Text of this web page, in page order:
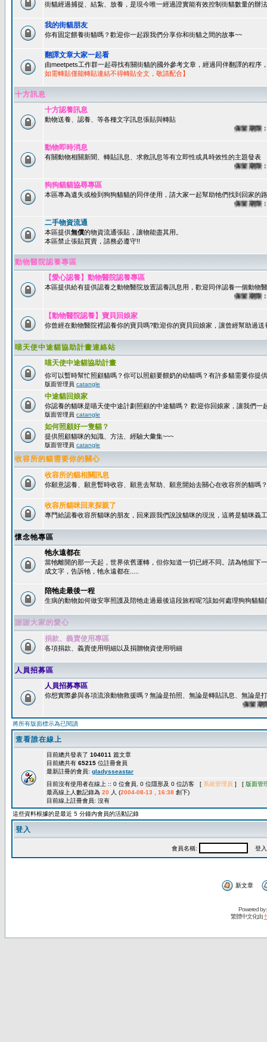
街貓經過捕捉、結紮、放養，是現今唯一經過證實能有效控制街貓數量的辦
我的街貓朋友
你有固定餵養街貓嗎？歡迎你一起跟我們分享你和街貓之間的故事~~
翻譯文章大家一起看
由meetpets工作群一起尋找有關街貓的國外參考文章，經過同伴翻譯的程序
如需轉貼僅能轉貼連結不得轉貼全文，敬請配合】
十方訊息
十方認養訊息
動物送養、認養、等各種文字訊息張貼與轉貼
保留期限：60
動物即時消息
有關動物相關新聞、轉貼訊息、求救訊息等有立即性或具時效性的主題發表
保留期限：45
狗狗貓貓協尋專區
本區專為遺失或檢到狗狗貓貓的同伴使用，請大家一起幫助牠們找到回家的
保留期限：60
二手物資流通
本區提供無償的物資流通張貼，讓物能盡其用。
本區禁止張貼買賣，請務必遵守!!
動物醫院認養專區
【愛心認養】動物醫院認養專區
本區提供給有提供認養之動物醫院放置認養訊息用，歡迎同伴認養一個動物
保留期限：60
【動物醫院認養】寶貝回娘家
你曾經在動物醫院裡認養你的寶貝嗎?歡迎你的寶貝回娘家，讓曾經幫助過
喵天使中途貓協助計畫連絡站
喵天使中途貓協助計畫
你可以暫時幫忙照顧貓嗎？你可以照顧要餵奶的幼貓嗎？有許多貓需要你提
版面管理員 catangle
中途貓回娘家
你認養的貓咪是喵天使中途計劃照顧的中途貓嗎？ 歡迎你回娘家，讓我們一
版面管理員 catangle
如何照顧好一隻貓？
提供照顧貓咪的知識、方法、經驗大彙集~~~
版面管理員 catangle
收容所的貓需要你的關心
收容所的貓相關訊息
你願意認養、願意暫時收容、願意去幫助、願意開始去關心在收容所的貓嗎？
收容所貓咪回來探親了
專門給認養收容所貓咪的朋友，回來跟我們說說貓咪的現況，這將是貓咪義
懷念牠專區
牠永遠都在
當牠離開的那一天起，世界依舊運轉，但你知道一切已經不同。請為牠留下
成文字，告訴牠，牠永遠都在.....
陪牠走最後一程
生病的動物如何做安寧照護及陪牠走過最後這段旅程呢?該如何處理狗狗貓貓
謝謝大家的愛心
捐款、義賣使用專區
各項捐款、義賣使用明細以及捐贈物資使用明細
人員招募區
人員招募專區
你想實際參與各項流浪動物救援嗎？無論是拍照、無論是轉貼訊息、無論是
保留期限：
將所有版面標示為已閱讀
查看誰在線上
目前總共發表了 104011 篇文章
目前總共有 65215 位註冊會員
最新註冊的會員: gladysseastar
目前沒有使用者在線上 :: 0 位會員, 0 位隱形及 0 位訪客 [ 系統管理員 ] [ 版面管
最高線上人數記錄為 20 人 (2004-08-13 , 16:38 創下)
目前線上註冊會員: 沒有
這些資料根據的是最近 5 分鐘內會員的活動記錄
登入
會員名稱: 登入
新文章
Powered by
繁體中文化由